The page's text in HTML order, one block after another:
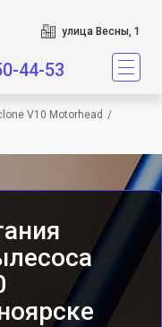
улица Весны, 1
44-53
V10 Motorhead /